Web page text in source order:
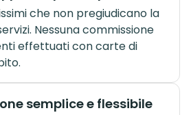
che non pregiudicano la
Nessuna commissione
effettuati con carte di
semplice e flessibile